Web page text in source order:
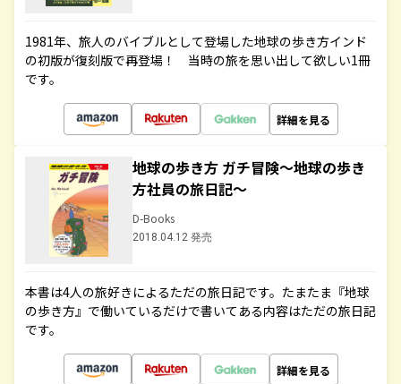
1981年、旅人のバイブルとして登場した地球の歩き方インド
の初版が復刻版で再登場！ 当時の旅を思い出して欲しい1冊
です。
詳細を見る
地球の歩き方 ガチ冒険～地球の歩き
方社員の旅日記～
D-Books
2018.04.12 発売
本書は4人の旅好きによるただの旅日記です。たまたま『地球
の歩き方』で働いているだけで書いてある内容はただの旅日記
です。
詳細を見る